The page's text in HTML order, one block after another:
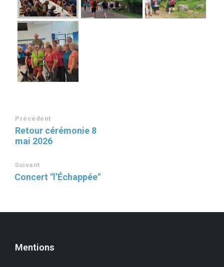
Précédent
Retour cérémonie 8
mai 2026
Suivant
Concert "l’Échappée"
Mentions